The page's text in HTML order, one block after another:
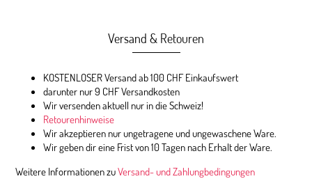
Versand & Retouren
KOSTENLOSER Versand ab 100 CHF Einkaufswert
darunter nur 9 CHF Versandkosten
Wir versenden aktuell nur in die Schweiz!
Retourenhinweise
Wir akzeptieren nur ungetragene und ungewaschene Ware.
Wir geben dir eine Frist von 10 Tagen nach Erhalt der Ware.
Weitere Informationen zuVersand- und Zahlungbedingungen